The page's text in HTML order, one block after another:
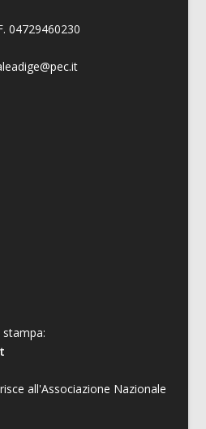
04729460230
stampa:
all'Associazione Nazionale